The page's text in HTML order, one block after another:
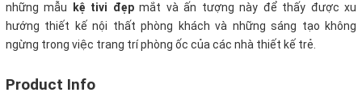
những mẫu
kệ tivi đẹpmắt và ấn tượng này để thấy được xu
hướng thiết kế nội thất phòng khách và những sáng tạo không
ngừng trong việc trang trí phòng ốc của các nhà thiết kế trẻ.
Product Info